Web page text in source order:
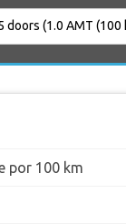
por 100 km